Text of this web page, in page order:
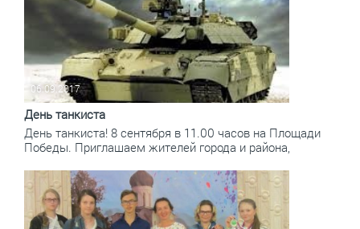
06.09.2017
День танкиста
День танкиста! 8 сентября в 11.00 часов на Площади
Победы. Приглашаем жителей города и района,